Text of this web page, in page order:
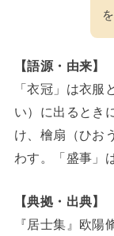
【語源・由来】
「衣冠」は衣服
い）に出るとき
け、檜扇（ひお
わす。「盛事」
【典拠・出典】
『居士集』欧陽